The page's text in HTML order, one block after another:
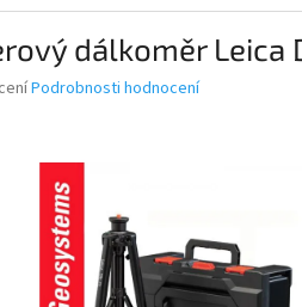
dálkoměr Leica
Podrobnosti hodnocení